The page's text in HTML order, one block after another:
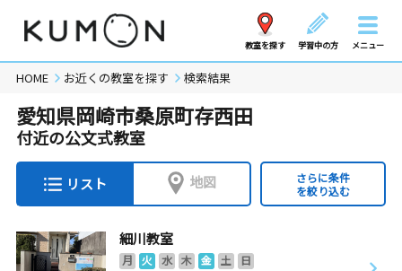
教室を探す 学習中の方 メニュー
HOME お近くの教室を探す 検索結果
愛知県岡崎市桑原町存西田
付近の公文式教室
リスト 地図
さらに条件
を絞り込む
細川教室
月 火 水 木 金 土
日